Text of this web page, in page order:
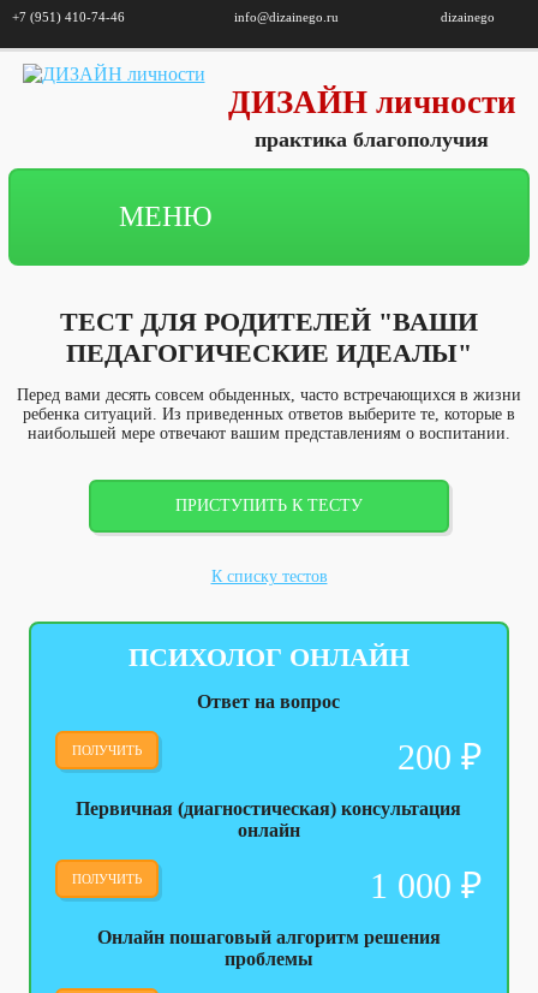
+7 (951) 410-74-46 info@dizainego.ru dizainego
ДИЗАЙН личности
практика благополучия
МЕНЮ
ТЕСТ ДЛЯ РОДИТЕЛЕЙ "ВАШИ
ПЕДАГОГИЧЕСКИЕ ИДЕАЛЫ"
Перед вами десять совсем обыденных, часто встречающихся в жизни
ребенка ситуаций. Из приведенных ответов выберите те, которые в
наибольшей мере отвечают вашим представлениям о воспитании.
ПРИСТУПИТЬ К ТЕСТУ
К списку тестов
ПСИХОЛОГ ОНЛАЙН
Ответ на вопрос
ПОЛУЧИТЬ 200₽
Первичная (диагностическая) консультация
онлайн
ПОЛУЧИТЬ 1 000₽
Онлайн пошаговый алгоритм решения
проблемы